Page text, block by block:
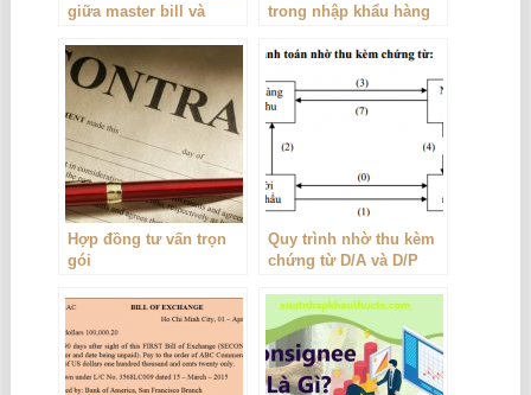
giữa master bill và
trong nhập khẩu hàng
Hợp đồng tư vấn trọn
gói
Quy trình nhờ thu kèm
chứng từ D/A và D/P